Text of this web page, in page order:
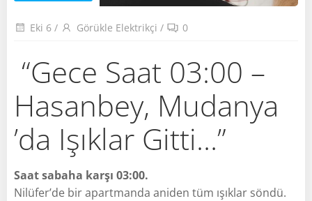
Eki 6 / Görükle Elektrikçi / 0
“Gece Saat 03:00 –
Hasanbey, Mudanya
’da Işıklar Gitti…”
Saat sabaha karşı 03:00.
Nilüfer’de bir apartmanda aniden tüm ışıklar söndü.